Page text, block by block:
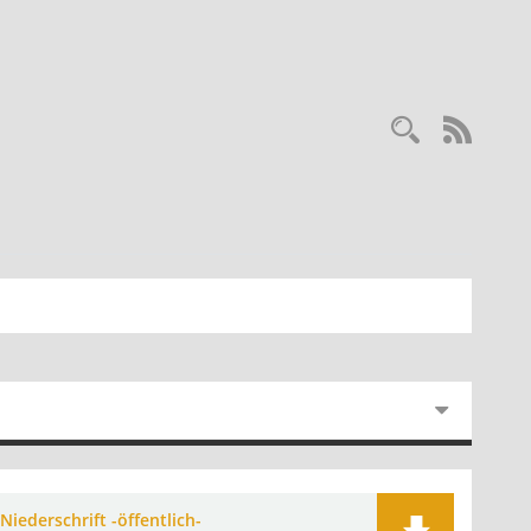
Niederschrift -öffentlich-